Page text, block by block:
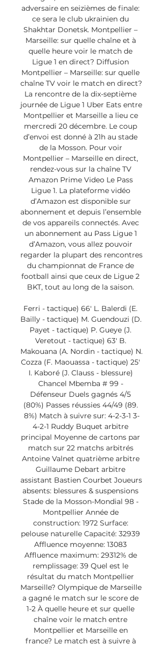
adversaire en seizièmes de finale:
ce sera le club ukrainien du
Shakhtar Donetsk. Montpellier –
Marseille: sur quelle chaîne et à
quelle heure voir le match de
Ligue 1 en direct? Diffusion
Montpellier – Marseille: sur quelle
chaîne TV voir le match en direct?
La rencontre de la dix-septième
journée de Ligue 1 Uber Eats entre
Montpellier et Marseille a lieu ce
mercredi 20 décembre. Le coup
d’envoi est donné à 21h au stade
de la Mosson. Pour voir
Montpellier – Marseille en direct,
rendez-vous sur la chaîne TV
Amazon Prime Video Le Pass
Ligue 1. La plateforme vidéo
d’Amazon est disponible sur
abonnement et depuis l’ensemble
de vos appareils connectés. Avec
un abonnement au Pass Ligue 1
d’Amazon, vous allez pouvoir
regarder la plupart des rencontres
du championnat de France de
football ainsi que ceux de Ligue 2
BKT, tout au long de la saison.
Ferri - tactique) 66' L. Balerdi (E.
Bailly - tactique) M. Guendouzi (D.
Payet - tactique) P. Gueye (J.
Veretout - tactique) 63' B.
Makouana (A. Nordin - tactique) N.
Cozza (F. Maouassa - tactique) 25'
I. Kaboré (J. Clauss - blessure)
Chancel Mbemba # 99 -
Défenseur Duels gagnés 4/5
(80%) Passes réussies 44/49 (89.
8%) Match à suivre sur: 4-2-3-1 3-
4-2-1 Ruddy Buquet arbitre
principal Moyenne de cartons par
match sur 22 matchs arbitrés
Antoine Valnet quatrième arbitre
Guillaume Debart arbitre
assistant Bastien Courbet Joueurs
absents: blessures & suspensions
Stade de la Mosson-Mondial 98 -
Montpellier Année de
construction: 1972 Surface:
pelouse naturelle Capacité: 32939
Affluence moyenne: 13083
Affluence maximum: 29312% de
remplissage: 39 Quel est le
résultat du match Montpellier
Marseille? Olympique de Marseille
a gagné le match sur le score de
1-2 À quelle heure et sur quelle
chaîne voir le match entre
Montpellier et Marseille en
france? Le match est à suivre à